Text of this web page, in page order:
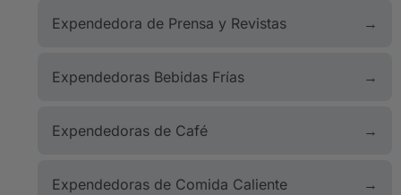
Expendedora de Prensa y Revistas
Expendedoras Bebidas Frías
Expendedoras de Café
Expendedoras de Comida Caliente